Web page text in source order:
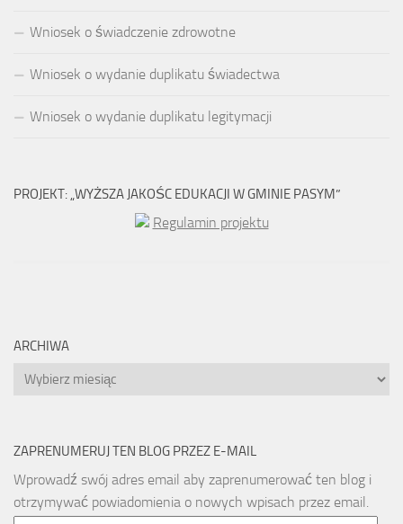
Wniosek o świadczenie zdrowotne
Wniosek o wydanie duplikatu świadectwa
Wniosek o wydanie duplikatu legitymacji
PROJEKT: „WYŻSZA JAKOŚC EDUKACJI W GMINIE PASYM”
Regulamin projektu
ARCHIWA
Archiwa
ZAPRENUMERUJ TEN BLOG PRZEZ E-MAIL
Wprowadź swój adres email aby zaprenumerować ten blog i
otrzymywać powiadomienia o nowych wpisach przez email.